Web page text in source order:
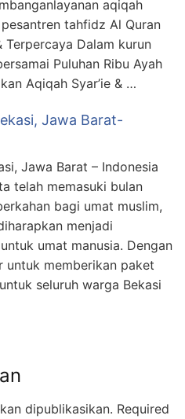
aqiqah
tahfidz Al Quran
Terpercaya Dalam kurun
Puluhan Ribu Ayah
Aqiqah Syar’ie & …
Jawa Barat-
Jawa Barat – Indonesia
telah memasuki bulan
bagi umat muslim,
menjadi
umat manusia. Dengan
untuk memberikan paket
seluruh warga Bekasi
dipublikasikan. Required